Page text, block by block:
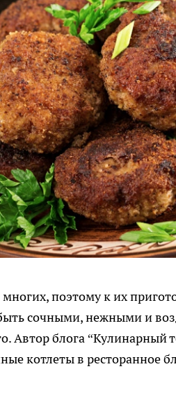
поэтому к их
сочными, нежными и
Автор блога
котлеты в ресторанное